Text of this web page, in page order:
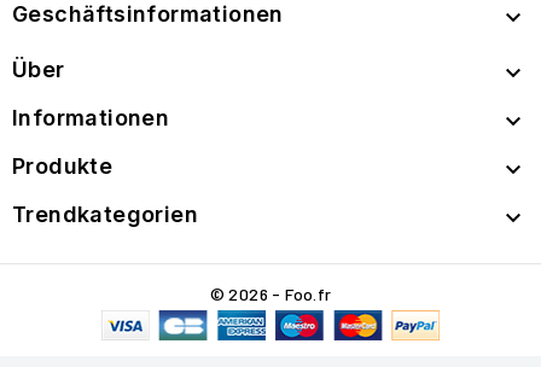
Geschäftsinformationen 
Über 
Informationen 
Produkte 
Trendkategorien 
© 2026 - Foo.fr